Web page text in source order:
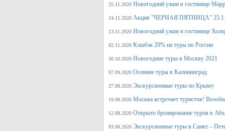
25.11.2020 Новогодний ужин в гостинице
24.11.2020 Акция "ЧЕРНАЯ ПЯТНИЦА"
13.11.2020 Новогодний ужин в гостинице
02.11.2020 Кэшбэк 20% на туры по России
30.10.2020 Новогодние туры в Москву 2021
07.09.2020 Осенние туры в Калининград
27.08.2020 Экскурсионные туры по Крыму
19.08.2020 Москва встречает туристов!
12.08.2020 Открыто бронирование туров в
03.08.2020 Экскурсионные туры в Санкт –